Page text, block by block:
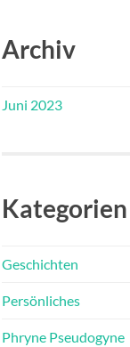
Archiv
Juni 2023
Kategorien
Geschichten
Persönliches
Phryne Pseudogyne